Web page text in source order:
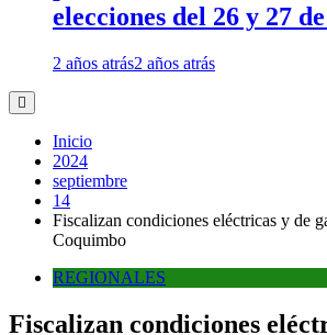
elecciones del 26 y 27
2 años atrás2 años atrás
Inicio
2024
septiembre
14
Fiscalizan condiciones eléctricas y de
Coquimbo
REGIONALES
Fiscalizan condiciones